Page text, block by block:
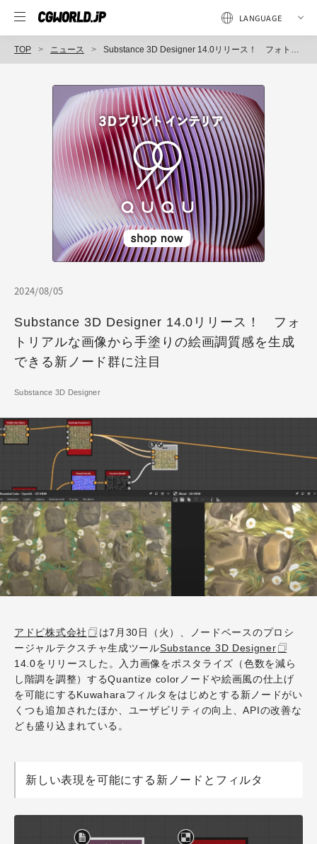
TOP ニュース Substance 3D Designer 14.0リリース！ フォトリアルな画像から手塗りの絵画調質感を生成できる新ノード群に注目
2024/08/05
Substance 3D Designer 14.0リリース！ フォ
トリアルな画像から手塗りの絵画調質感を生成
できる新ノード群に注目
Substance 3D Designer
アドビ株式会社
は7月30日（火）、ノードベースのプロシ
ージャルテクスチャ生成ツールSubstance 3D Designer
14.0をリリースした。入力画像をポスタライズ（色数を減ら
し階調を調整）するQuantize colorノードや絵画風の仕上げ
を可能にするKuwaharaフィルタをはじめとする新ノードがい
くつも追加されたほか、ユーザビリティの向上、APIの改善な
ども盛り込まれている。
新しい表現を可能にする新ノードとフィルタ